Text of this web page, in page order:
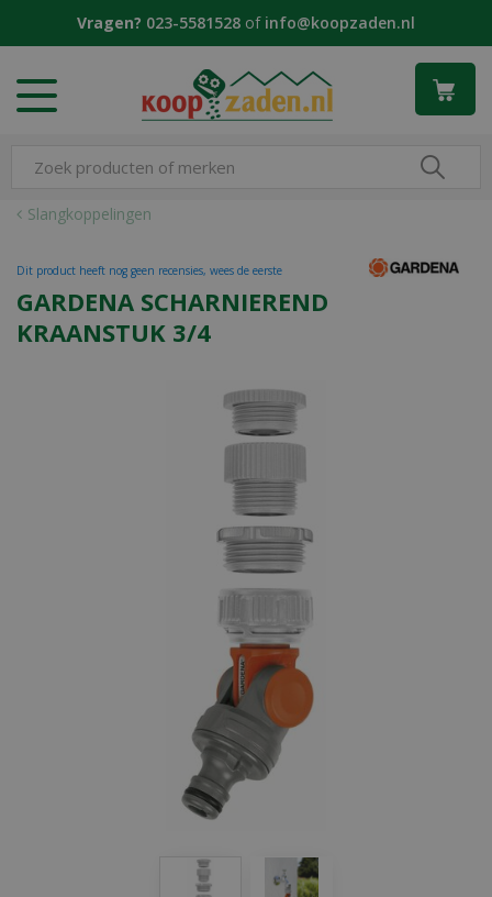
Slangkoppelingen
Vragen? 023-5581528 of info@koopzaden.nl
GARDENA SCHARNIEREND
KRAANSTUK 3/4
Dit product heeft nog geen recensies, wees de eerste